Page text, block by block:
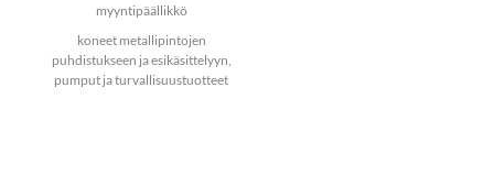
myyntipäällikkö
koneet metallipintojen
puhdistukseen ja esikäsittelyyn,
pumput ja turvallisuustuotteet